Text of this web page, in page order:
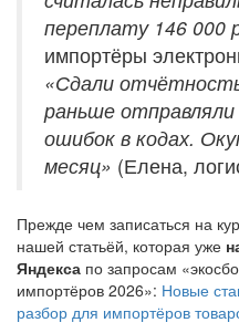
переплату 146 000
импортёры
«Сдали
раньше отправляли
ошибок в кодах.
месяц» (Елена,
Прежде чем записаться на
нашей статьёй, которая уже
Яндекса по запросам
импортёров 2026»: Новые
разбор для импортёров